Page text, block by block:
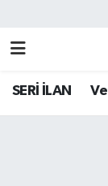
SERİ İLAN